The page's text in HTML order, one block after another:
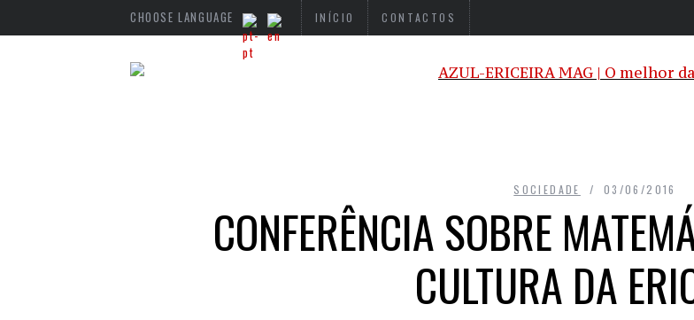
CHOOSE LANGUAGE INÍCIO CONTACTOS
SOCIEDADE 03/06/2016
CONFERÊNCIA SOBRE
CULTURA DA